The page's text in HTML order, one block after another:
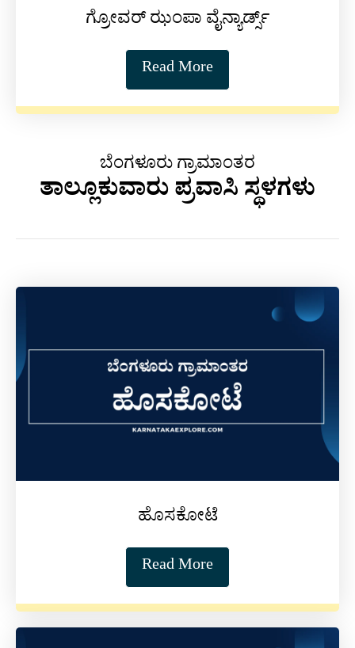
ಗ್ರೋವರ್ ಝಂಪಾ ವೈನ್ಯಾರ್ಡ್ಸ್
Read More
ಬೆಂಗಳೂರು ಗ್ರಾಮಾಂತರ
ತಾಲ್ಲೂಕುವಾರು ಪ್ರವಾಸಿ ಸ್ಥಳಗಳು
ಹೊಸಕೋಟೆ
Read More